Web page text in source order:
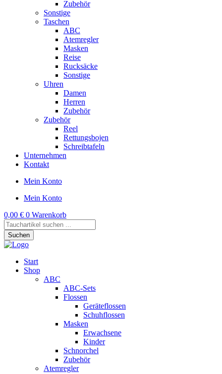
Zubehör
Sonstige
Taschen
ABC
Atemregler
Masken
Reise
Rucksäcke
Sonstige
Uhren
Damen
Herren
Zubehör
Zubehör
Reel
Rettungsbojen
Schreibtafeln
Unternehmen
Kontakt
Mein Konto
Mein Konto
0,00 € 0 Warenkorb
Products
search
Suchen
Start
Shop
ABC
ABC-Sets
Flossen
Geräteflossen
Schuhflossen
Masken
Erwachsene
Kinder
Schnorchel
Zubehör
Atemregler